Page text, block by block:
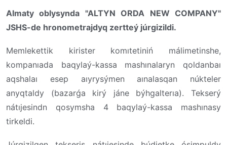
Almaty oblysynda "ALTYN ORDA NEW COMPANY"
JSHS-de hronometrajdyq zertteý júrgizildi.
Memlekettik kirister komıtetiniń málimetinshe,
kompanıada baqylaý-kassa mashınalaryn qoldanbaı
aqshalaı esep aıyrysýmen aınalasqan núkteler
anyqtaldy (bazarǵa kirý jáne býhgalterıa). Tekserý
nátıjesindn qosymsha 4 baqylaý-kassa mashınasy
tirkeldi.